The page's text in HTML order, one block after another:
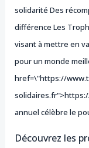
solidarité Des
différence Les
visant à mettre en
pour un monde
href=\"https://
annuel célèbre le
Découvrez les